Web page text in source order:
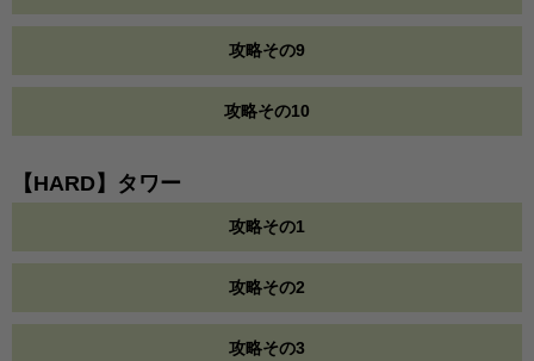
攻略その9
攻略その10
【HARD】タワー
攻略その1
攻略その2
攻略その3